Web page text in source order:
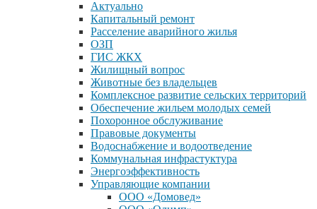
Актуально
Капитальный ремонт
Расселение аварийного жилья
ОЗП
ГИС ЖКХ
Жилищный вопрос
Животные без владельцев
Комплексное развитие сельских территорий
Обеспечение жильем молодых семей
Похоронное обслуживание
Правовые документы
Водоснабжение и водоотведение
Коммунальная инфрастуктура
Энергоэффективность
Управляющие компании
ООО «Домовед»